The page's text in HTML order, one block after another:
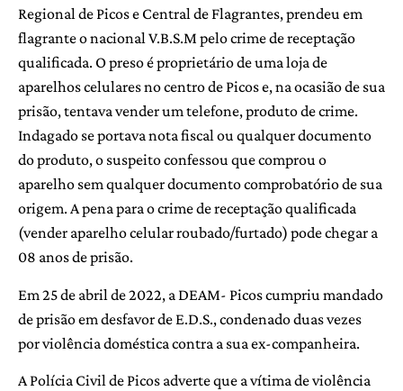
Regional de Picos e Central de Flagrantes, prendeu em
flagrante o nacional V.B.S.M pelo crime de receptação
qualificada. O preso é proprietário de uma loja de
aparelhos celulares no centro de Picos e, na ocasião de sua
prisão, tentava vender um telefone, produto de crime.
Indagado se portava nota fiscal ou qualquer documento
do produto, o suspeito confessou que comprou o
aparelho sem qualquer documento comprobatório de sua
origem. A pena para o crime de receptação qualificada
(vender aparelho celular roubado/furtado) pode chegar a
08 anos de prisão.
Em 25 de abril de 2022, a DEAM- Picos cumpriu mandado
de prisão em desfavor de E.D.S., condenado duas vezes
por violência doméstica contra a sua ex-companheira.
A Polícia Civil de Picos adverte que a vítima de violência